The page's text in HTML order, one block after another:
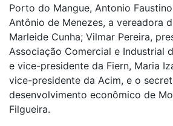
Porto do Mangue, Antonio
Antônio de Menezes, a vereadora
Marleide Cunha; Vilmar Pereira,
Associação Comercial e Industrial
e vice-presidente da Fiern, Maria
vice-presidente da Acim, e o
desenvolvimento econômico de
Filgueira.